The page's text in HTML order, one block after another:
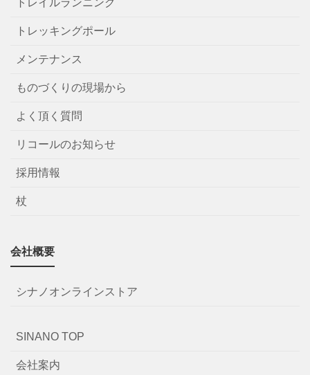
トレッキングポール
メンテナンス
ものづくりの現場から
よく頂く質問
リコールのお知らせ
採用情報
杖
会社概要
シナノオンラインストア
SINANO TOP
会社案内